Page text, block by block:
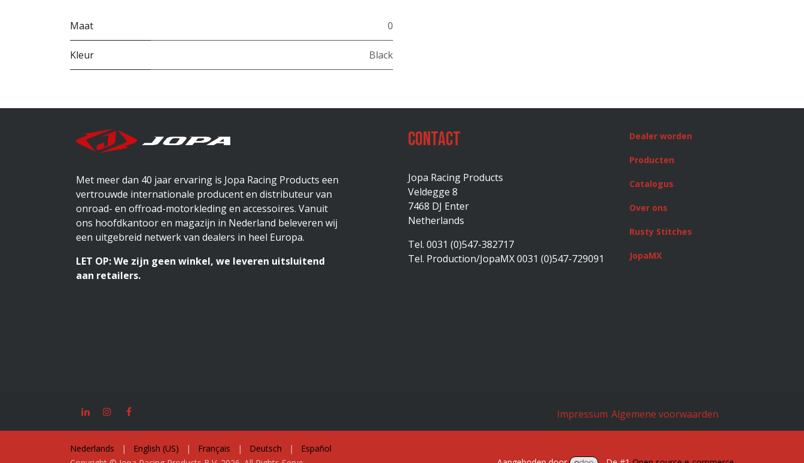
Maat 0
Kleur Black
Met meer dan 40 jaar ervaring is Jopa Racing Products een
vertrouwde internationale producent en distributeur van
onroad- en offroad-motorkleding en accessoires. Vanuit
ons hoofdkantoor en magazijn in Nederland beleveren wij
een uitgebreid netwerk van dealers in heel Europa.
LET OP: We zijn geen winkel, we leveren uitsluitend
aan retailers.
Contact
Jopa Racing Products
Veldegge 8
7468 DJ Enter
Netherlands
Tel. 0031 (0)547-382717
Tel. Production/JopaMX 0031 (0)547-729091
Dealer worden
Producten
Catalogus
Over ons
Rusty Stitches
JopaMX
Algemene voorwaarden
Impressum
Nederlands | English (US) | Français | Deutsch |
Español